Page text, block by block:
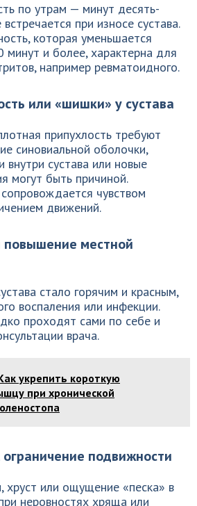
по утрам — минут десять-
при износе сустава.
которая уменьшается
минут и более, характерна для
например ревматоидного.
или «шишки» у сустава
припухлость требуют
синовиальной оболочки,
внутри сустава или новые
могут быть причиной.
чувством
движений.
повышение местной
стало горячим и красным,
воспаления или инфекции.
проходят сами по себе и
врача.
укрепить короткую
при хронической
подвижности
хруст или ощущение «песка» в
неровностях хряща или